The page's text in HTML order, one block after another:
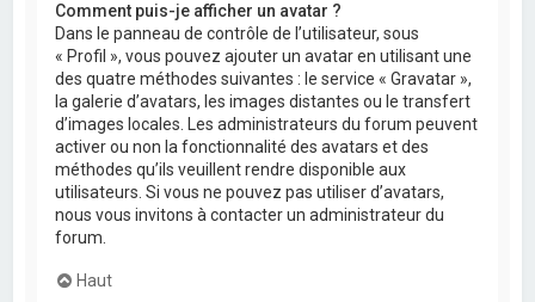
Comment puis-je afficher un avatar ?
Dans le panneau de contrôle de l’utilisateur, sous
« Profil », vous pouvez ajouter un avatar en utilisant une
des quatre méthodes suivantes : le service « Gravatar »,
la galerie d’avatars, les images distantes ou le transfert
d’images locales. Les administrateurs du forum peuvent
activer ou non la fonctionnalité des avatars et des
méthodes qu’ils veuillent rendre disponible aux
utilisateurs. Si vous ne pouvez pas utiliser d’avatars,
nous vous invitons à contacter un administrateur du
forum.
Haut